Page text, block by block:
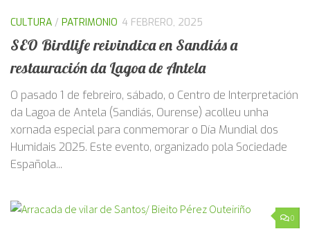
CULTURA / PATRIMONIO 4 FEBRERO, 2025
SEO Birdlife reivindica en Sandiás a
restauración da Lagoa de Antela
O pasado 1 de febreiro, sábado, o Centro de Interpretación
da Lagoa de Antela (Sandiás, Ourense) acolleu unha
xornada especial para conmemorar o Día Mundial dos
Humidais 2025. Este evento, organizado pola Sociedade
Española...
0